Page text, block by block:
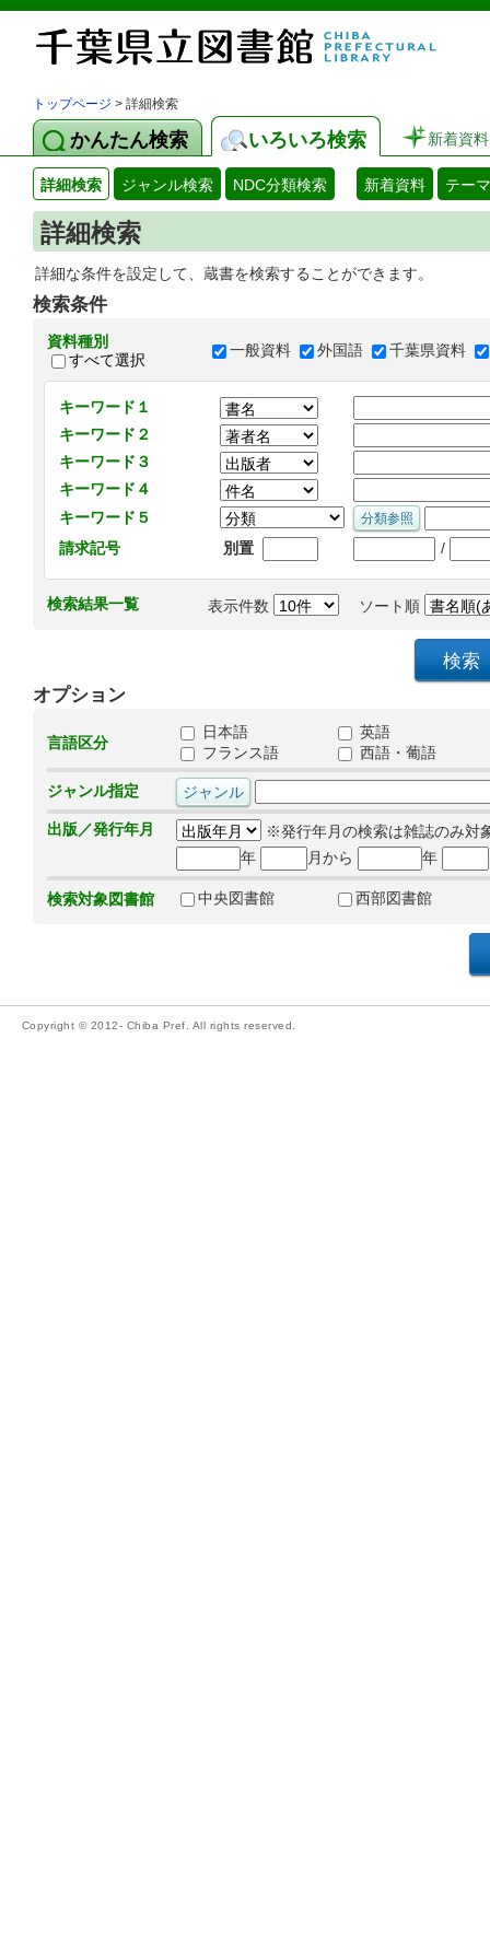
トップページ > 詳細検索
かんたん検索 いろいろ検索 新着資料
詳細検索 ジャンル検索 NDC分類検索 新着資料 テー
詳細検索
詳細な条件を設定して、蔵書を検索することができます。
検索条件
資料種別
すべて選択
一般資料 外国語 千葉県資料
キーワード１
キーワード２
キーワード３
キーワード４
キーワード５
請求記号
別置 /
検索結果一覧 表示件数 ソート順
オプション
言語区分
日本語
英語
フランス語
西語・葡語
ジャンル指定
出版／発行年月
※発行年月の検索は雑誌のみ対
年
月から 年
検索対象図書館 中央図書館 西部図書館
Copyright © 2012- Chiba Pref. All rights reserved.